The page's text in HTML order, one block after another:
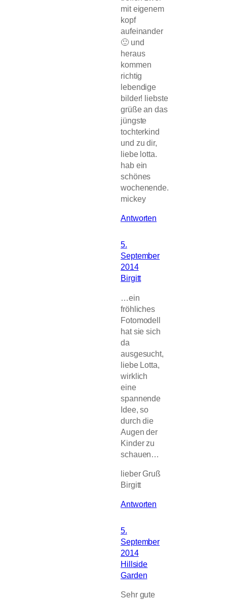
mit eigenem
kopf
aufeinander
🙂 und
heraus
kommen
richtig
lebendige
bilder! liebste
grüße an das
jüngste
tochterkind
und zu dir,
liebe lotta.
hab ein
schönes
wochenende.
mickey
Antworten
5.
September
2014
Birgitt
…ein
fröhliches
Fotomodell
hat sie sich
da
ausgesucht,
liebe Lotta,
wirklich
eine
spannende
Idee, so
durch die
Augen der
Kinder zu
schauen…
lieber Gruß
Birgitt
Antworten
5.
September
2014
Hillside
Garden
Sehr gute